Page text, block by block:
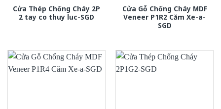
Cửa Thép Chống Cháy 2P
2 tay co thuy luc-SGD
Cửa Gỗ Chống Cháy MDF
Veneer P1R2 Căm Xe-a-
SGD